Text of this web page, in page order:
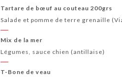
Tartare de bœuf au couteau 200grs
Salade et pomme de terre grenaille
Mix de la mer
Légumes, sauce chien (antillaise)
T-Bone de veau